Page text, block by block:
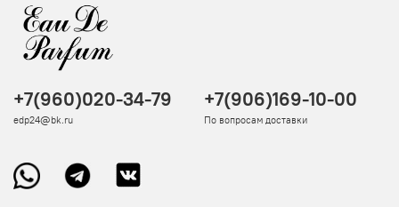
+7(960)020-34-79
edp24@bk.ru
+7(906)169-10-00
По вопросам доставки